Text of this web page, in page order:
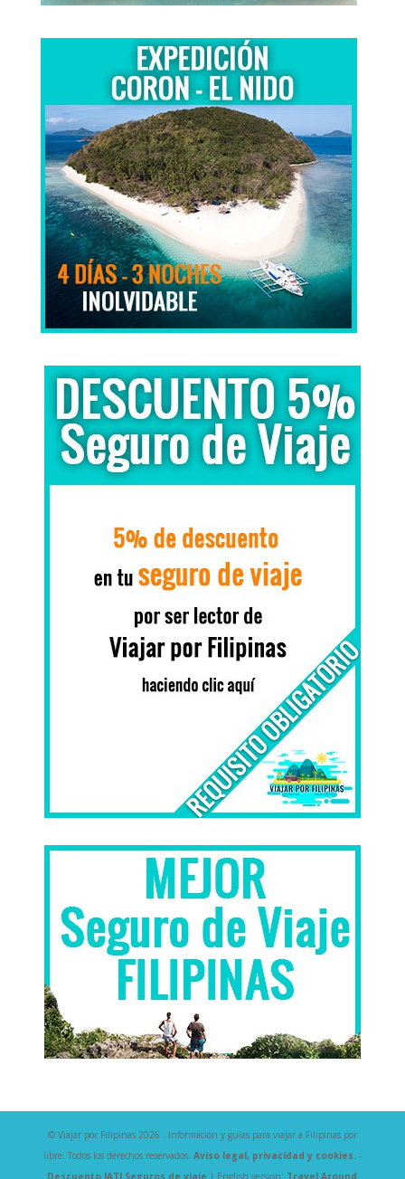
© Viajar por Filipinas 2026 . Información y guías para viajar a Filipinas por
libre. Todos los derechos reservados. Aviso legal, privacidad y cookies.-
Descuento IATI Seguros de viaje | English version: Travel Around